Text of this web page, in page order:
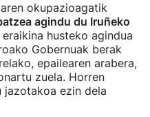
okupazioagatik
agindu du Iruñeko
eraikina husteko agindua
Gobernuak berak
epailearen arabera,
zuela. Horren
ezin dela